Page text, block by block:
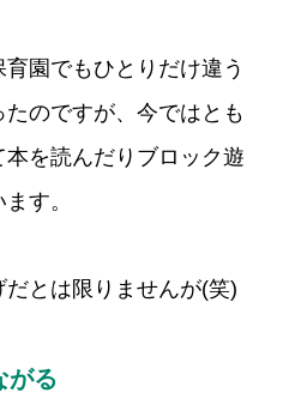
園でもひとりだけ違う
のですが、今ではとも
を読んだりブロック遊
す。
とは限りませんが(笑)
がる